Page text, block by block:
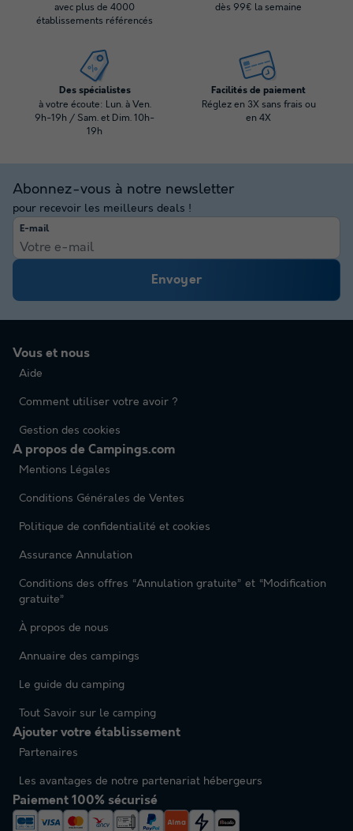
avec plus de 4000
établissements référencés
dès 99€ la semaine
Des spécialistes
à votre écoute: Lun. à Ven.
9h-19h / Sam. et Dim. 10h-
19h
Facilités de paiement
Réglez en 3X sans frais ou
en 4X
Abonnez-vous à notre newsletter
pour recevoir les meilleurs deals !
E-mail
Envoyer
Vous et nous
Aide
Comment utiliser votre avoir ?
Gestion des cookies
A propos de Campings.com
Mentions Légales
Conditions Générales de Ventes
Politique de confidentialité et cookies
Assurance Annulation
Conditions des offres “Annulation gratuite” et “Modification
gratuite”
À propos de nous
Annuaire des campings
Le guide du camping
Tout Savoir sur le camping
Ajouter votre établissement
Partenaires
Les avantages de notre partenariat hébergeurs
Paiement 100% sécurisé